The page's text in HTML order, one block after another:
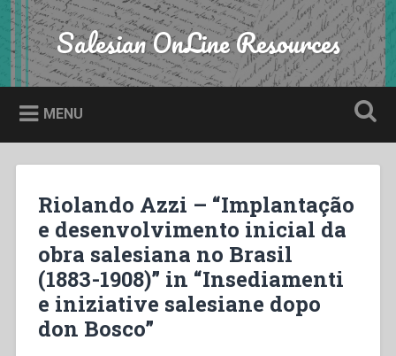
Skip
to
content
Search Salesian OnLine Resources
MENU
Riolando Azzi – “Implantação
e desenvolvimento inicial da
obra salesiana no Brasil
(1883-1908)” in “Insediamenti
e iniziative salesiane dopo
don Bosco”